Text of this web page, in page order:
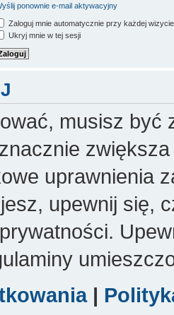
ponownie e-mail aktywacyjny
Zaloguj mnie automatycznie przy każdej wizycie
Ukryj mnie w tej sesji
musisz być
uprawnienia
upewnij się,
|